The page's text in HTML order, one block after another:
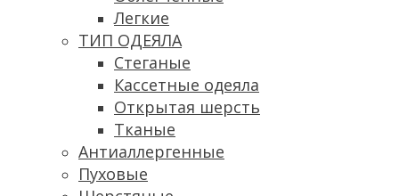
Легкие
ТИП ОДЕЯЛА
Стеганые
Кассетные одеяла
Открытая шерсть
Тканые
Антиаллергенные
Пуховые